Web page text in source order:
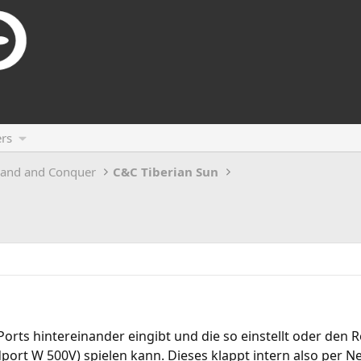
and Conquer C&C Tiberian Sun
hintereinander eingibt und die so einstellt oder den
W 500V) spielen kann. Dieses klappt intern also per